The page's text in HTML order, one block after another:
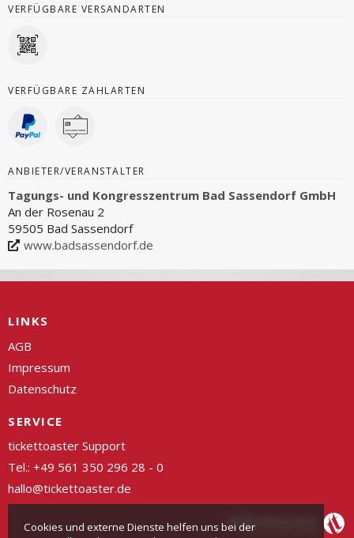
VERFÜGBARE VERSANDARTEN
VERFÜGBARE ZAHLARTEN
ANBIETER/VERANSTALTER
Tagungs- und Kongresszentrum Bad Sassendorf GmbH
An der Rosenau 2
59505 Bad Sassendorf
www.badsassendorf.de
LINKS
AGB
Impressum
Datenschutz
SERVICE
tickettoaster Support
Tel.: +49 561 350 296 28 - 0
hallo@tickettoaster.de
Cookies und externe Dienste helfen uns bei der